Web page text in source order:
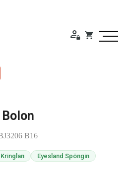
Bolon
B16
Eyesland Spöngin